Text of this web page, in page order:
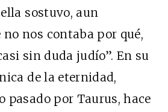
sostuvo, aun
nos contaba por qué,
sin duda judío”. En su
de la eternidad,
pasado por Taurus, hace